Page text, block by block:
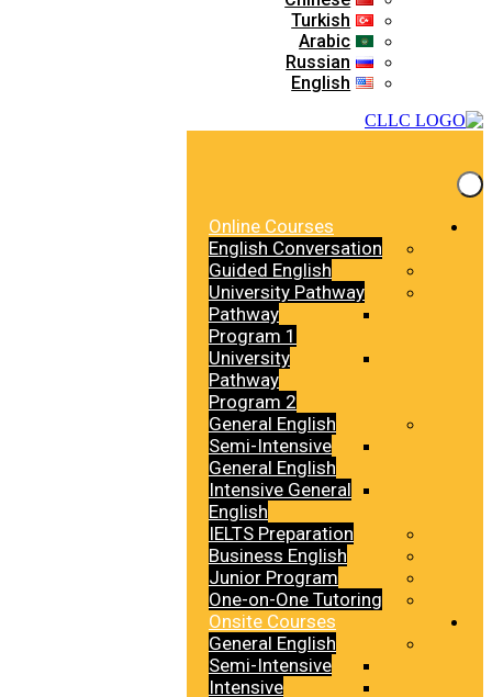
Turkish
Arabic
Russian
English
Online Courses
English Conversation
Guided English
University Pathway
Pathway
Program 1
University
Pathway
Program 2
General English
Semi-Intensive
General English
Intensive General
English
IELTS Preparation
Business English
Junior Program
One-on-One Tutoring
Onsite Courses
General English
Semi-Intensive
Intensive